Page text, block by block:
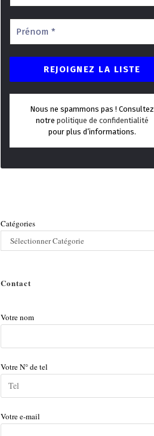
Nous ne spammons pas ! Consultez
notre politique de confidentialité
pour plus d’informations.
Catégories
Sélectionner Catégorie
Contact
Votre nom
Votre N° de tel
Votre e-mail